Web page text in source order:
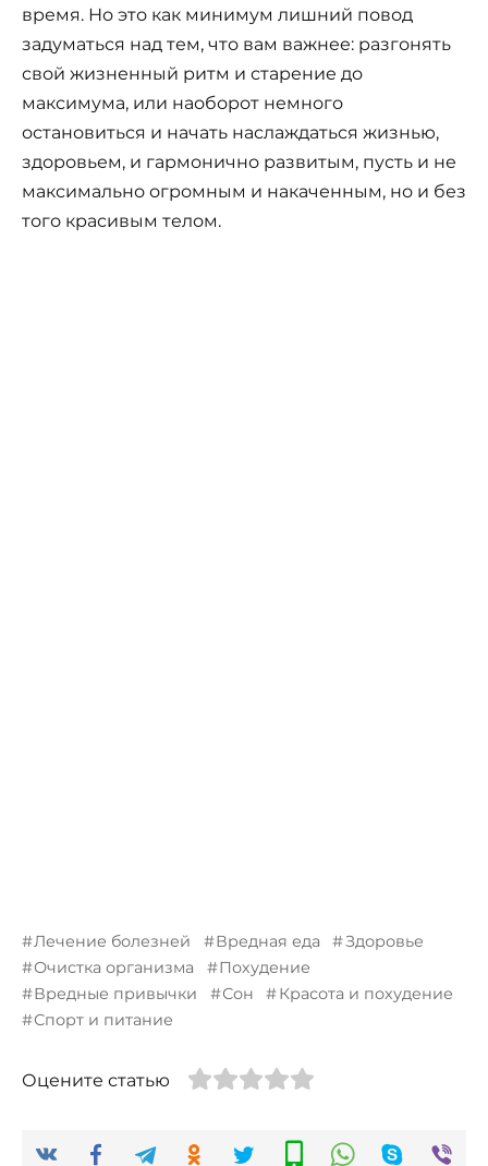
время. Но это как минимум лишний повод
задуматься над тем, что вам важнее: разгонять
свой жизненный ритм и старение до
максимума, или наоборот немного
остановиться и начать наслаждаться жизнью,
здоровьем, и гармонично развитым, пусть и не
максимально огромным и накаченным, но и без
того красивым телом.
Лечение болезней Вредная еда
Здоровье
Очистка организма
Похудение
Вредные привычки
Сон
Красота и похудение
Спорт и питание
Оцените статью